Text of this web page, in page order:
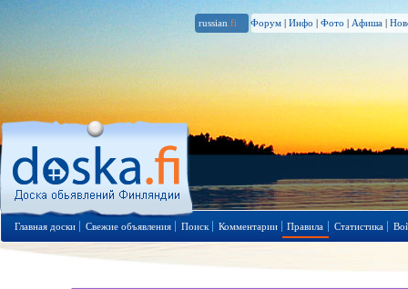
russian .fi Форум | Инфо | Фото | Афиша |
Главная доски Свежие объявления Поиск Комментарии Правила Статистика